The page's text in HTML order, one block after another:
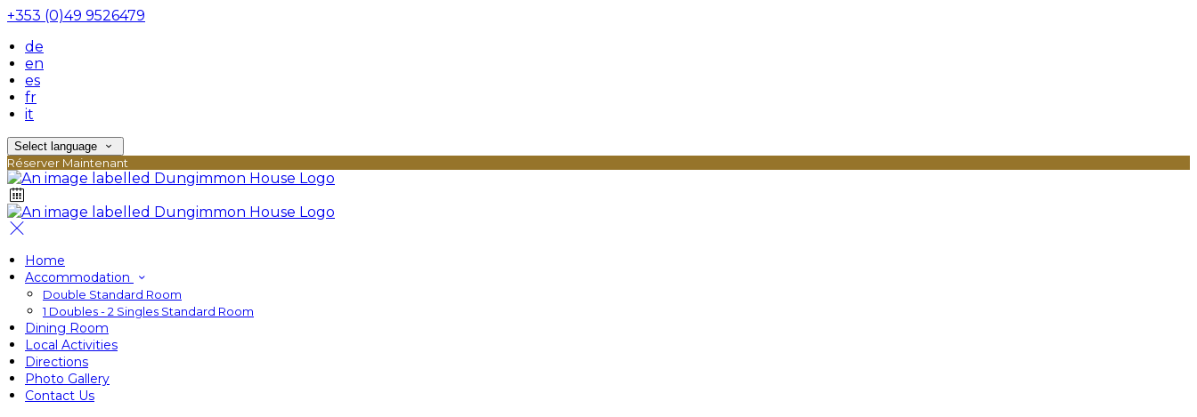
+353 (0)49 9526479
de
en
es
fr
it
Select language
Réserver Maintenant
Home
Accommodation
Double Standard Room
1 Doubles - 2 Singles Standard Room
Dining Room
Local Activities
Directions
Photo Gallery
Contact Us